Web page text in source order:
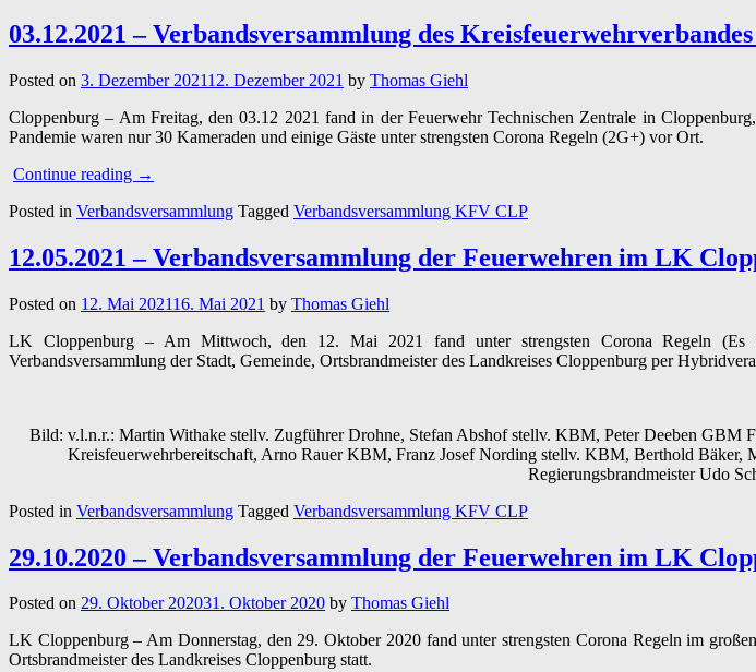
03.12.2021 – Verbandsversammlung des
Posted on 3. Dezember 202112. Dezember 2021 by Thomas Giehl
Cloppenburg – Am Freitag, den 03.12 2021 fand in der Feuerwehr Technischen Zentrale in
Pandemie waren nur 30 Kameraden und einige Gäste unter strengsten Corona Regeln (2G+) vor Ort.
Continue reading “03.12.2021
Verbandsversammlung
Kreisfeuerwehrverbandes
Cloppenburg”
→
Posted in Verbandsversammlung Tagged Verbandsversammlung KFV CLP
12.05.2021 – Verbandsversammlung der Feuerwehren im LK
Posted on 12. Mai 202116. Mai 2021 by Thomas Giehl
LK Cloppenburg – Am Mittwoch, den 12. Mai 2021 fand unter strengsten Corona Regeln (Es
Verbandsversammlung der Stadt, Gemeinde, Ortsbrandmeister des Landkreises Cloppenburg per
Bild: v.l.n.r.: Martin Withake stellv. Zugführer Drohne, Stefan Abshof stellv. KBM, Peter Deeben GBM
Kreisfeuerwehrbereitschaft, Arno Rauer KBM, Franz Josef Nording stellv. KBM, Berthold
Regierungsbrandmeister Udo
Posted in Verbandsversammlung Tagged Verbandsversammlung KFV CLP
29.10.2020 – Verbandsversammlung der Feuerwehren im LK
Posted on 29. Oktober 202031. Oktober 2020 by Thomas Giehl
LK Cloppenburg – Am Donnerstag, den 29. Oktober 2020 fand unter strengsten Corona Regeln im
Ortsbrandmeister des Landkreises Cloppenburg statt.